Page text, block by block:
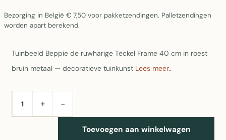
Bezorging in België € 7,50 voor pakketzendingen. Palletzendingen
worden apart berekend.
Tuinbeeld Beppie de ruwharige Teckel Frame 40 cm in roest
bruin metaal — decoratieve tuinkunst Lees meer..
AANTAL+ −
Toevoegen aan winkelwagen